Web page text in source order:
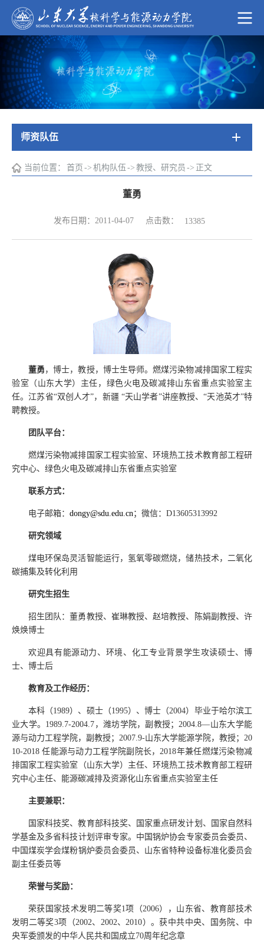
师资队伍
当前位置： 首页 -> 机构队伍 -> 教授、研究员 -> 正文
董勇
发布日期：2011-04-07 点击数： 13385
董勇 ，博士，教授，博士生导师。燃煤污染物减排国家工程实
验室（山东大学）主任，绿色火电及碳减排山东省重点实验室主
任。江苏省“双创人才”，新疆 “天山学者”讲座教授、“天池英才”特
聘教授。
团队平台：
燃煤污染物减排国家工程实验室、环境热工技术教育部工程研
究中心、绿色火电及碳减排山东省重点实验室
联系方式：
电子邮箱： dongy@sdu.edu.cn ；微信： D13605313992
研究领域
煤电环保岛灵活智能运行，氢氧零碳燃烧，储热技术，二氧化
碳捕集及转化利用
研究生招生
招生团队：董勇教授、崔琳教授、赵培教授、陈娟副教授、许
焕焕博士
欢迎具有能源动力、环境、化工专业背景学生攻读硕士、博
士、博士后
教育及工作经历：
本科（1989）、硕士（1995）、博士（2004）毕业于哈尔滨工
业大学。 1989.7-2004.7 ，潍坊学院，副教授； 2004.8—山东大学能
源与动力工程学院，副教授； 2007.9-山东大学能源学院，教授； 20
10-2018任能源与动力工程学院副院长， 2018年兼任燃煤污染物减
排国家工程实验室（山东大学）主任、环境热工技术教育部工程研
究中心主任、能源碳减排及资源化山东省重点实验室主任
主要兼职：
国家科技奖、教育部科技奖、国家重点研发计划、国家自然科
学基金及多省科技计划评审专家。中国锅炉协会专家委员会委员、
中国煤炭学会煤粉锅炉委员会委员、山东省特种设备标准化委员会
副主任委员等
荣誉与奖励：
荣获国家技术发明二等奖1 项（2006），山东省、教育部技术
发明二等奖3项（2002、 2002、 2010）。获中共中央、国务院、中
央军委颁发的中华人民共和国成立70周年纪念章